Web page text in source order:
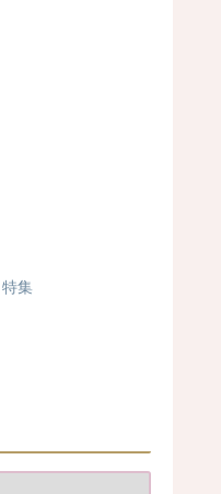
集